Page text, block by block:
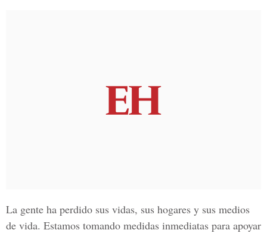
La gente ha perdido sus vidas, sus hogares y sus medios
de vida. Estamos tomando medidas inmediatas para apoyar